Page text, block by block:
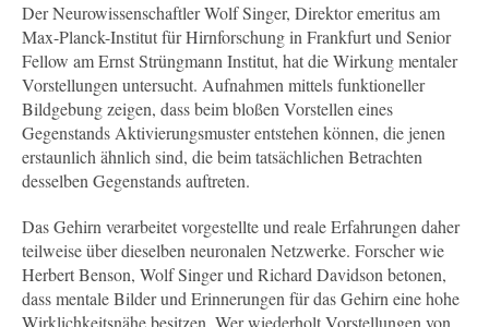
Der Neurowissenschaftler Wolf Singer, Direktor emeritus am
Max-Planck-Institut für Hirnforschung in Frankfurt und Senior
Fellow am Ernst Strüngmann Institut, hat die Wirkung mentaler
Vorstellungen untersucht. Aufnahmen mittels funktioneller
Bildgebung zeigen, dass beim bloßen Vorstellen eines
Gegenstands Aktivierungsmuster entstehen können, die jenen
erstaunlich ähnlich sind, die beim tatsächlichen Betrachten
desselben Gegenstands auftreten.
Das Gehirn verarbeitet vorgestellte und reale Erfahrungen daher
teilweise über dieselben neuronalen Netzwerke. Forscher wie
Herbert Benson, Wolf Singer und Richard Davidson betonen,
dass mentale Bilder und Erinnerungen für das Gehirn eine hohe
Wirklichkeitsnähe besitzen. Wer wiederholt Vorstellungen von